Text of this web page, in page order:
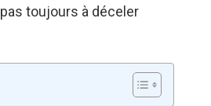
toujours à déceler